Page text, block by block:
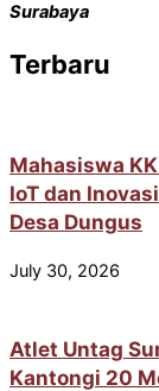
Surabaya
Terbaru
Mahasiswa
IoT dan
Desa Dungus
July 30, 2026
Atlet Untag
Kantongi 20